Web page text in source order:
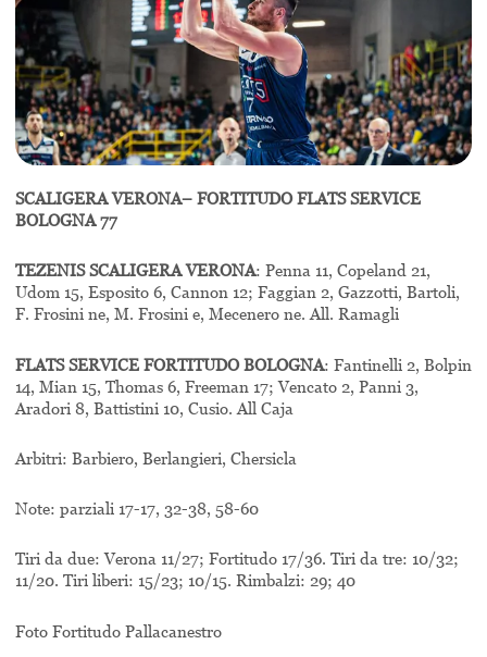
SCALIGERA VERONA– FORTITUDO FLATS SERVICE
BOLOGNA 77
TEZENIS SCALIGERA VERONA: Penna 11, Copeland 21,
Udom 15, Esposito 6, Cannon 12; Faggian 2, Gazzotti, Bartoli,
F. Frosini ne, M. Frosini e, Mecenero ne. All. Ramagli
FLATS SERVICE FORTITUDO BOLOGNA: Fantinelli 2, Bolpin
14, Mian 15, Thomas 6, Freeman 17; Vencato 2, Panni 3,
Aradori 8, Battistini 10, Cusio. All Caja
Arbitri: Barbiero, Berlangieri, Chersicla
Note: parziali 17-17, 32-38, 58-60
Tiri da due: Verona 11/27; Fortitudo 17/36. Tiri da tre: 10/32;
11/20. Tiri liberi: 15/23; 10/15. Rimbalzi: 29; 40
Foto Fortitudo Pallacanestro